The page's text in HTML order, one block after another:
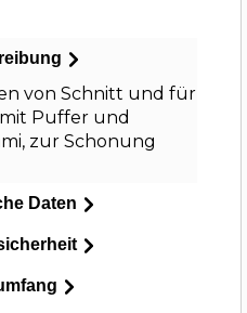
von Schnitt und für
Puffer und
zur Schonung
Daten